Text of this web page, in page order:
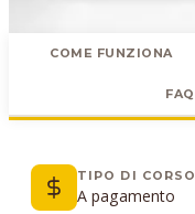
COME FUNZIONA
FAQ
TIPO DI CORSO
A pagamento